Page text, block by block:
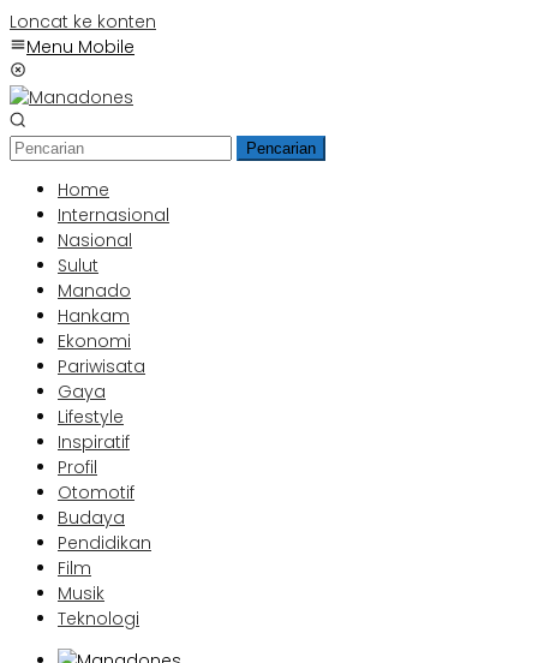
Loncat ke konten
Menu Mobile
Pencarian
Home
Internasional
Nasional
Sulut
Manado
Hankam
Ekonomi
Pariwisata
Gaya
Lifestyle
Inspiratif
Profil
Otomotif
Budaya
Pendidikan
Film
Musik
Teknologi